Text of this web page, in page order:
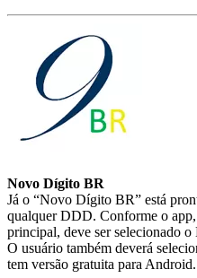
Novo Dígito BR
Já o “Novo Dígito BR” está
qualquer DDD. Conforme o app,
principal, deve ser selecionado
O usuário também deverá
tem versão gratuita para Android.